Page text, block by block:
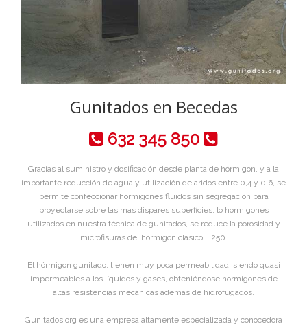
Gunitados en Becedas
632 345 850
Gracias al suministro y dosificación desde planta de hórmigon, y a la
importante reducción de agua y utilización de aridos entre 0,4 y 0,6, se
permite confeccionar hormigones fluidos sin segregación para
proyectarse sobre las mas dispares superficies, lo hormigones
utilizados en nuestra técnica de gunitados, se reduce la porosidad y
microfisuras del hórmigon clasico H250.
El hórmigon gunitado, tienen muy poca permeabilidad, siendo quasi
impermeables a los líquidos y gases, obteniéndose hormigones de
altas resistencias mecánicas ademas de hidrofugados.
Gunitados.org es una empresa altamente especializada y conocedora